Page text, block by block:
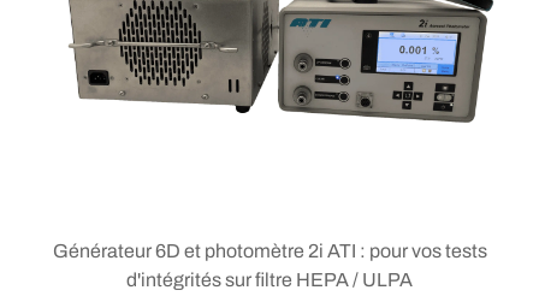
Générateur 6D et photomètre 2i ATI : pour vos tests
d'intégrités sur filtre HEPA / ULPA